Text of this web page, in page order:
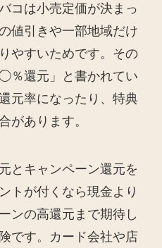
コは小売定価が決まっ
値引きや一部地域だけ
やすいためです。その
％還元」と書かれてい
元率になったり、特典
があります。
とキャンペーン還元を
トが付くなら現金より
ンの高還元まで期待し
です。カード会社や店